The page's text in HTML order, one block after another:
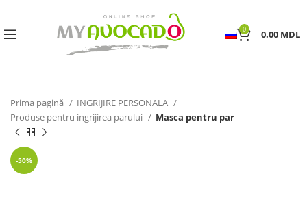
0 0.00 MDL
Prima pagină
INGRIJIRE PERSONALA
Produse pentru ingrijirea parului
Masca pentru par
-50%